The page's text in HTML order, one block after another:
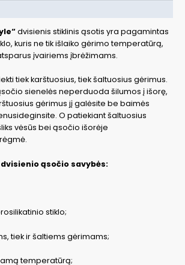
dvisienis stiklinis ąsotis yra pagamintas
kuris ne tik išlaiko gėrimo temperatūrą,
įvairiems įbrėžimams.
tiek karštuosius, tiek šaltuosius gėrimus.
sienelės neperduoda šilumos į išorę,
gėrimus jį galėsite be baimės
O patiekiant šaltuosius
vėsūs bei ąsočio išorėje
ąsočio savybės:
stiklo;
tiek ir šaltiems gėrimams;
temperatūrą;